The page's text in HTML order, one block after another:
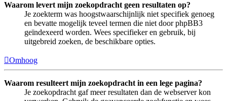
Waarom levert mijn zoekopdracht geen resultaten op?
Je zoekterm was hoogstwaarschijnlijk niet specifiek genoeg
en bevatte mogelijk teveel termen die niet door phpBB3
geïndexeerd worden. Wees specifieker en gebruik, bij
uitgebreid zoeken, de beschikbare opties.
Omhoog
Waarom resulteert mijn zoekopdracht in een lege pagina?
Je zoekopdracht gaf meer resultaten dan de webserver kon